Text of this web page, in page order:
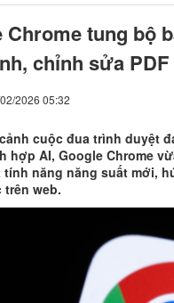
Chrome tung bộ
chỉnh sửa
2026 05:32
cuộc đua trình duyệt
hợp AI, Google Chrome
tính năng năng suất mới,
trên web.